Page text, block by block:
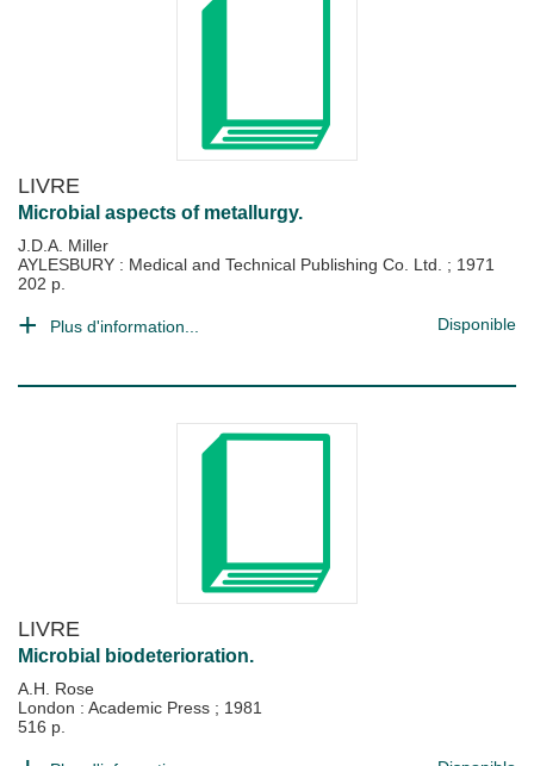
LIVRE
Microbial aspects of metallurgy.
J.D.A. Miller
AYLESBURY : Medical and Technical Publishing Co. Ltd. ; 1971
202 p.
Plus d'information... Disponible
LIVRE
Microbial biodeterioration.
A.H. Rose
London : Academic Press ; 1981
516 p.